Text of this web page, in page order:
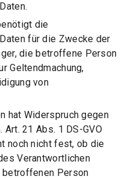
die
für die Zwecke der
die betroffene Person
Geltendmachung,
von
hat Widerspruch gegen
21 Abs. 1 DS-GVO
noch nicht fest, ob die
Verantwortlichen
betroffenen Person